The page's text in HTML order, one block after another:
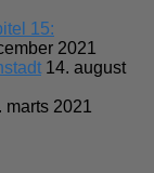
15:
2021
14. august
marts 2021